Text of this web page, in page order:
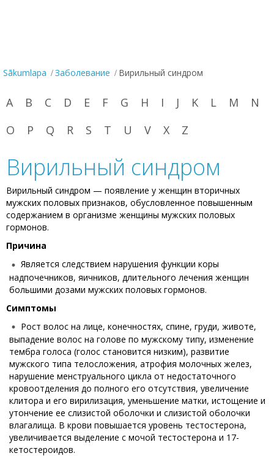
Sākumlapa Заболевание Вирильный синдром
A B C D E F G H I J K L M
N
O
P Q R S T U V X Z
Вирильный синдром
Вирильный синдром — появление у женщин вторичных
мужских половых признаков, обусловленное повышенным
содержанием в организме женщины мужских половых
гормонов.
Причина
Является следствием нарушения функции коры
надпочечников, яичников, длительного лечения женщин
большими дозами мужских половых гормонов.
Симптомы
Рост волос на лице, конечностях, спине, груди, животе,
выпадение волос на голове по мужскому типу, изменение
тембра голоса (голос становится низким), развитие
мужского типа телосложения, атрофия молочных желез,
нарушение менструального цикла от недостаточного
кровоотделения до полного его отсутствия, увеличение
клитора и его вирилизация, уменьшение матки, истощение и
утончение ее слизистой оболочки и слизистой оболочки
влагалища. В крови повышается уровень тестостерона,
увеличивается выделение с мочой тестостерона и 17-
кетостероидов.